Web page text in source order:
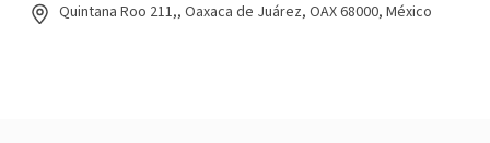
Quintana Roo 211,, Oaxaca de Juárez, OAX 68000, México